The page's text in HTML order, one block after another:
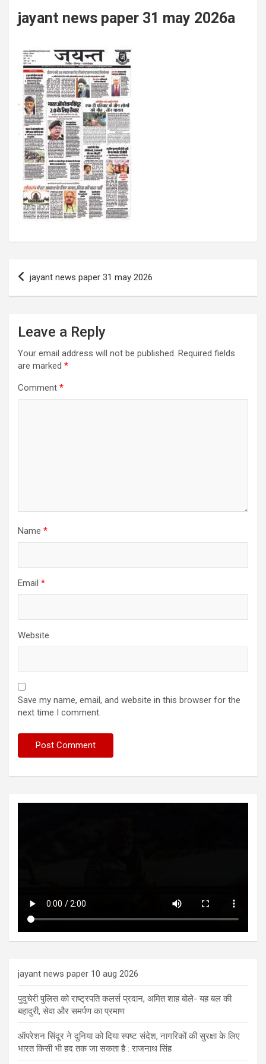
jayant news paper 31 may 2026a
Post
navigation
jayant news paper 31 may 2026
Leave a Reply
Your email address will not be published. Required fields
are marked *
Comment *
Name *
Email *
Website
Save my name, email, and website in this browser for the
next time I comment.
jayant news paper 10 aug 2026
पुदुचेरी पुलिस को राष्ट्रपति कलर्स प्रदान, अमित शाह बोले- यह बल की
बहादुरी, सेवा और समर्पण का प्रमाण
ऑपरेशन सिंदूर ने दुनिया को दिया स्पष्ट संदेश, नागरिकों की सुरक्षा के लिए
भारत किसी भी हद तक जा सकता है : राजनाथ सिंह